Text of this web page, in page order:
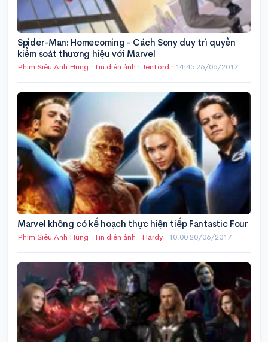
Spider-Man: Homecoming - Cách Sony duy trì quyền
kiểm soát thương hiệu với Marvel
Phim Siêu Anh Hùng · Tin điện ảnh · JenLord · 14:45 26/06/2017
Marvel không có kế hoạch thực hiện tiếp Fantastic Four
Phim Siêu Anh Hùng · Tin điện ảnh · Hardy · 10:00 20/06/2017